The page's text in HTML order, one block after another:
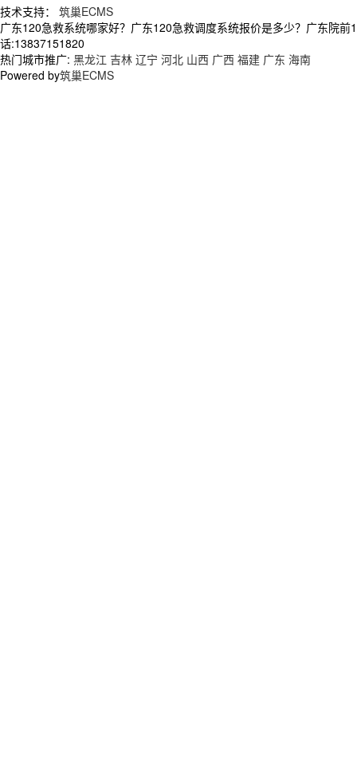
技术支持： 筑巢ECMS
广东120急救系统哪家好？广东120急救调度系统报价是多少？广东院
话:13837151820
热门城市推广: 黑龙江 吉林 辽宁 河北 山西 广西 福建 广东 海南
Powered by筑巢ECMS